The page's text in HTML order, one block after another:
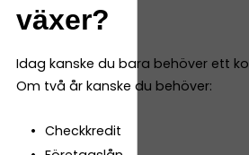
växer?
Idag kanske du bara behöver ett
Om två år kanske du behöver:
Checkkredit